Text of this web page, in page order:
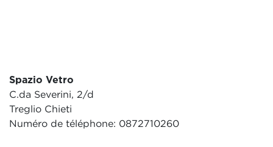
Spazio Vetro
C.da Severini, 2/d
Treglio Chieti
Numéro de téléphone: 0872710260